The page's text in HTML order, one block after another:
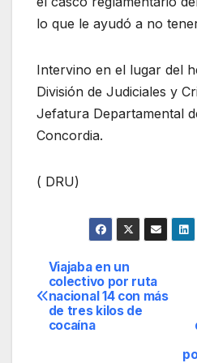
lo que le ayudó a no
Intervino en el lugar del
División de Judiciales y
Jefatura Departamental
Concordia.
( DRU)
Navegación
de
Viajaba en un
colectivo por ruta
nacional 14 con más
de tres kilos de
cocaína